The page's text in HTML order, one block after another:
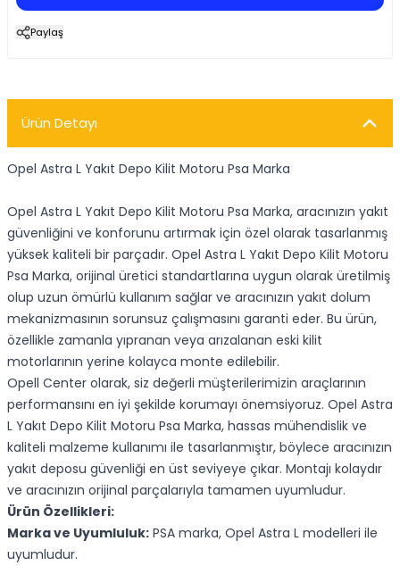
Paylaş
Ürün Detayı
Opel Astra L Yakıt Depo Kilit Motoru Psa Marka
Opel Astra L Yakıt Depo Kilit Motoru Psa Marka, aracınızın yakıt
güvenliğini ve konforunu artırmak için özel olarak tasarlanmış
yüksek kaliteli bir parçadır. Opel Astra L Yakıt Depo Kilit Motoru
Psa Marka, orijinal üretici standartlarına uygun olarak üretilmiş
olup uzun ömürlü kullanım sağlar ve aracınızın yakıt dolum
mekanizmasının sorunsuz çalışmasını garanti eder. Bu ürün,
özellikle zamanla yıpranan veya arızalanan eski kilit
motorlarının yerine kolayca monte edilebilir.
Opell Center olarak, siz değerli müşterilerimizin araçlarının
performansını en iyi şekilde korumayı önemsiyoruz. Opel Astra
L Yakıt Depo Kilit Motoru Psa Marka, hassas mühendislik ve
kaliteli malzeme kullanımı ile tasarlanmıştır, böylece aracınızın
yakıt deposu güvenliği en üst seviyeye çıkar. Montajı kolaydır
ve aracınızın orijinal parçalarıyla tamamen uyumludur.
Ürün Özellikleri:
Marka ve Uyumluluk: PSA marka, Opel Astra L modelleri ile
uyumludur.